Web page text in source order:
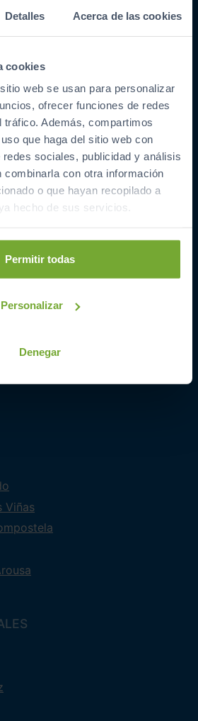
Detalles Acerca de las cookies
cookies
web se usan para personalizar
ofrecer funciones de redes
Además, compartimos
que haga del sitio web con
sociales, publicidad y análisis
combinarla con otra información
o que hayan recopilado a
hecho de sus servicios.
Permitir todas
Personalizar
Denegar
mano
coche
Viñas